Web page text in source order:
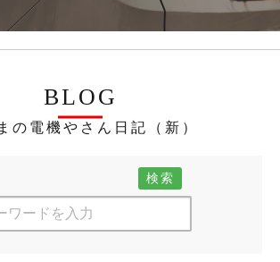
BLOG
の電機やさん日記（新）
検索